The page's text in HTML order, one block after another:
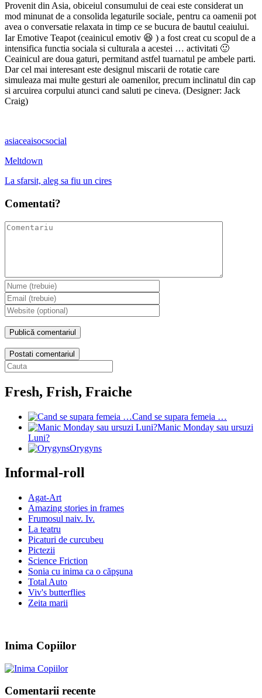
Provenit din Asia, obiceiul consumului de ceai este considerat un
mod minunat de a consolida legaturile sociale, pentru ca oamenii pot
avea o conversatie relaxata in timp ce se bucura de bautul ceaiului.
Iar Emotive Teapot (ceainicul emotiv 😆 ) a fost creat cu scopul de a
intensifica functia sociala si culturala a acestei … activitati 🙂
Ceainicul are doua gaturi, permitand astfel tuarnatul pe ambele parti.
Dar cel mai interesant este designul miscarii de rotatie care
simuleaza mai multe gesturi ale oamenilor, precum inclinatul din cap
si arcuirea corpului atunci cand saluti pe cineva. (Designer: Jack
Craig)
asiaceaisocsocial
Meltdown
La sfarsit, aleg sa fiu un cires
Comentati?
Postati comentariul
Fresh, Frish, Fraiche
Cand se supara femeia …
Manic Monday sau ursuzi
Luni?
Orygyns
Informal-roll
Agat-Art
Amazing stories in frames
Frumosul naiv. Iv.
La teatru
Picaturi de curcubeu
Pictezii
Science Friction
Sonia cu inima ca o căpşuna
Total Auto
Viv's butterflies
Zeita marii
Inima Copiilor
Comentarii recente